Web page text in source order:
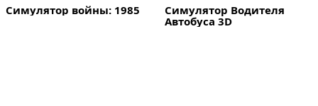
Симулятор войны: 1985
Симулятор Водителя
Автобуса 3D